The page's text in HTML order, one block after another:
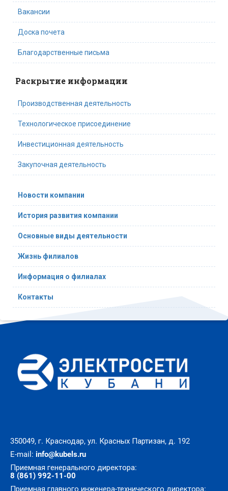
Вакансии
Доска почета
Благодарственные письма
Раскрытие информации
Производственная деятельность
Технологическое присоединение
Инвестиционная деятельность
Закупочная деятельность
Новости компании
История развития компании
Основные виды деятельности
Жизнь филиалов
Информация о филиалах
Контакты
350049, г. Краснодар, ул. Красных Партизан, д. 192
E-mail: info@kubels.ru
Приемная генерального директора:
8 (861) 992-11-00
Приемная главного инженера-технического директора: